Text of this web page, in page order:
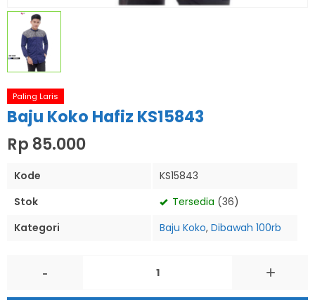
Paling Laris
Baju Koko Hafiz KS15843
Rp 85.000
Kode
KS15843
Stok
Tersedia (36)
Kategori
Baju Koko, Dibawah 100rb
- +